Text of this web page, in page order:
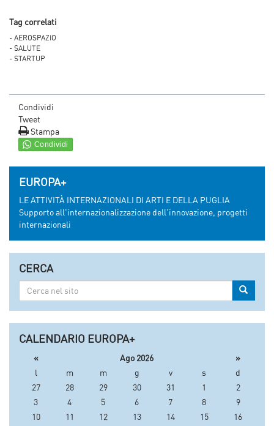
Tag correlati
- AEROSPAZIO
- SALUTE
- STARTUP
Condividi
Tweet
Stampa
EUROPA+
LE ATTIVITÀ INTERNAZIONALI DI ARTI E DELLA PUGLIA
Supporto all'internazionalizzazione dell'innovazione, progetti
internazionali
CERCA
Cerca
sito
Cerca
CALENDARIO EUROPA+
« Ago 2026
»
l
m m g v s
d
27
28 29 30 31 1
2
3
4 5 6 7 8
9
10
11 12 13 14 15
16